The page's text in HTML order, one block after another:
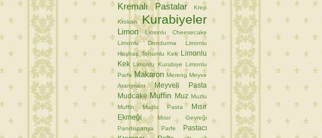
Kremalı Pastalar Krep
Krokan Kurabiyeler
Limon
Limonlu Cheesecake
Limonlu Dondurma
Limonlu
Haşhaş Tohumlu Kek
Limonlu
Kek Limonlu Kurabiye Limonlu
Parfe Makaron Mereng Meyve
Aranjmanı
Meyveli Pasta
Mudcake Muffin Muz Muzlu
Muffin
Muzlu Pasta
Mısır
Ekmeği
Mısır Gevreği
Pandispanya
Parfe
Pastacı